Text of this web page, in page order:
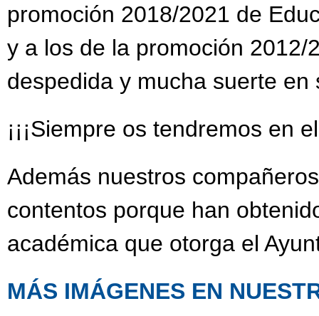
promoción 2018/2021 de
y a los de la promoción 2012/
despedida y mucha suerte en
¡¡¡Siempre os tendremos en
Además nuestros
contentos porque han
académica que otorga el
MÁS IMÁGENES EN